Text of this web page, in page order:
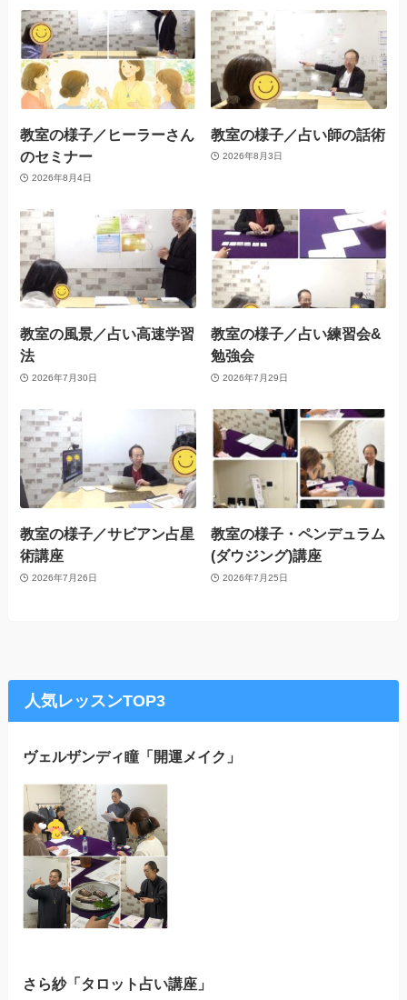
教室の様子／ヒーラーさん
のセミナー
2026年8月4日
教室の様子／占い師の話術
2026年8月3日
教室の風景／占い高速学習
法
2026年7月30日
教室の様子／占い練習会&
勉強会
2026年7月29日
教室の様子／サビアン占星
術講座
2026年7月26日
教室の様子・ペンデュラム
(ダウジング)講座
2026年7月25日
人気レッスンTOP3
ヴェルザンディ瞳「開運メイク」
さら紗「タロット占い講座」